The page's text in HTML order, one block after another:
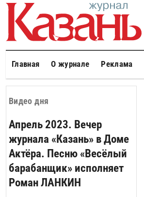
Главная О журнале Реклама
Видео дня
Апрель 2023. Вечер
журнала «Казань» в Доме
Актёра. Песню «Весёлый
барабанщик» исполняет
Роман ЛАНКИН